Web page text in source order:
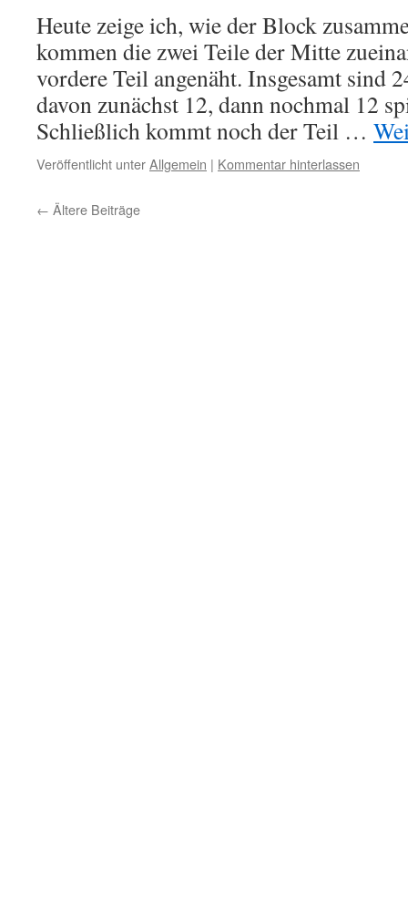
Heute zeige ich, wie der Block
kommen die zwei Teile der Mitte
vordere Teil angenäht. Insgesamt sind
davon zunächst 12, dann nochmal 12
Schließlich kommt noch der Teil …
Veröffentlicht unterAllgemein | Kommentar hinterlassen
← Ältere Beiträge